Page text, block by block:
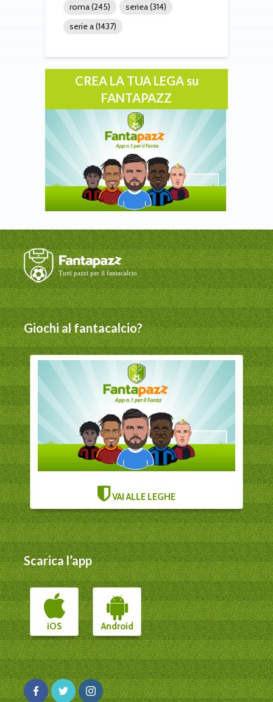
roma(245) seriea(314)
serie a(1437)
CREA LA TUA LEGA su
FANTAPAZZ
Giochi al fantacalcio?
VAI ALLE LEGHE
Scarica l’app
iOS Android